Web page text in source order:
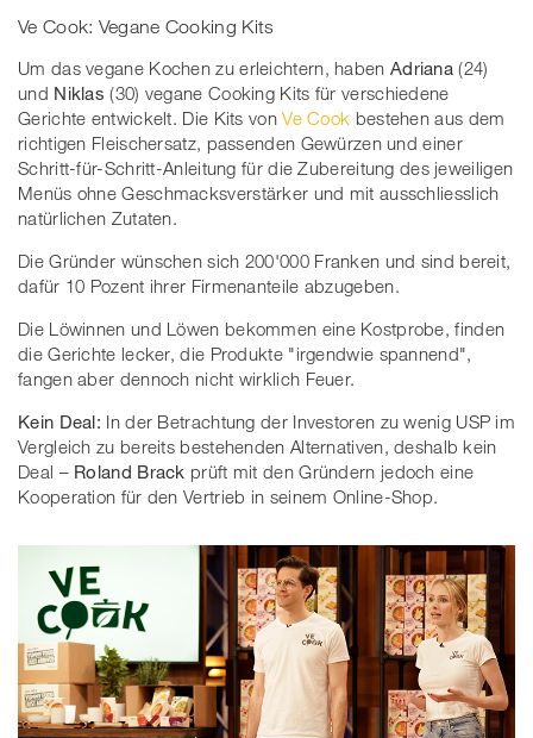
Ve Cook: Vegane Cooking Kits
Um das vegane Kochen zu erleichtern, haben Adriana (24)
und Niklas (30) vegane Cooking Kits für verschiedene
Gerichte entwickelt. Die Kits vonVe Cook bestehen aus dem
richtigen Fleischersatz, passenden Gewürzen und einer
Schritt-für-Schritt-Anleitung für die Zubereitung des jeweiligen
Menüs ohne Geschmacksverstärker und mit ausschliesslich
natürlichen Zutaten.
Die Gründer wünschen sich 200'000 Franken und sind bereit,
dafür 10 Pozent ihrer Firmenanteile abzugeben.
Die Löwinnen und Löwen bekommen eine Kostprobe, finden
die Gerichte lecker, die Produkte "irgendwie spannend",
fangen aber dennoch nicht wirklich Feuer.
Kein Deal: In der Betrachtung der Investoren zu wenig USP im
Vergleich zu bereits bestehenden Alternativen, deshalb kein
Deal – Roland Brack prüft mit den Gründern jedoch eine
Kooperation für den Vertrieb in seinem Online-Shop.